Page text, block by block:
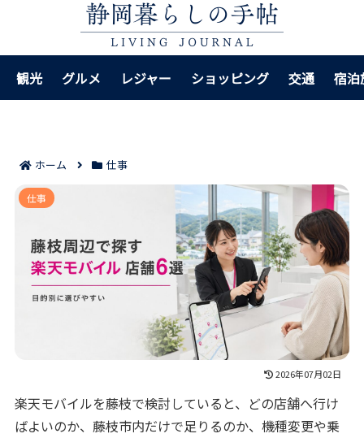
観光 グルメ レジャー ショッピング 交通 宿泊
ホーム 仕事
藤枝周辺で行きやすい楽天モバイル店舗6選｜目的別に
選べば来店のムダを減らせる！
仕事
2026年07月02日
楽天モバイルを藤枝で検討していると、どの店舗へ行け
ばよいのか、藤枝市内だけで足りるのか、機種変更や乗